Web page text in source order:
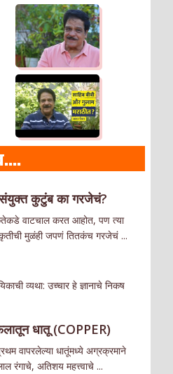
कुटुंब का गरजेचं?
वाटचाल करत आहोत, पण त्या
मुळंही जपणं तितकंच गरजेचं ...
व्यथा: उच्चार हे ज्ञानाचे निकष
धातू (COPPER)
वापरलेल्या धातूंमध्ये अग्रक्रमाने
रंगाचे, अतिशय महत्त्वाचे ...